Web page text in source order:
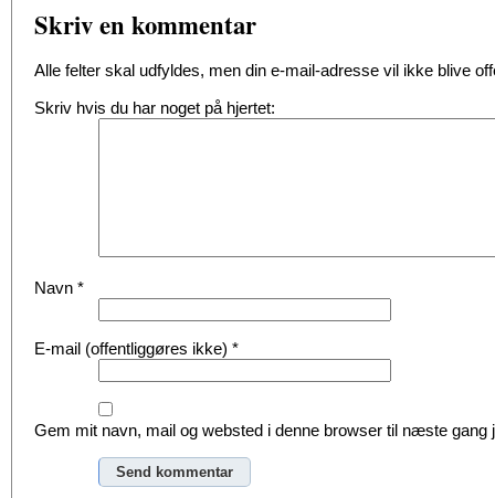
Skriv en kommentar
Alle felter skal udfyldes, men din e-mail-adresse vil ikke blive
Skriv hvis du har noget på hjertet:
Navn *
E-mail (offentliggøres ikke) *
Gem mit navn, mail og websted i denne browser til næste gang